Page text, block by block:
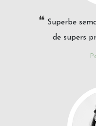
❝ Superbe
de supers